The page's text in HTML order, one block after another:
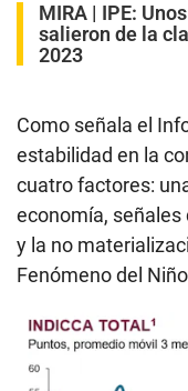
MIRA | IPE:
salieron de la
2023
Como señala el
estabilidad en la
cuatro factores:
economía, señales
y la no
Fenómeno del